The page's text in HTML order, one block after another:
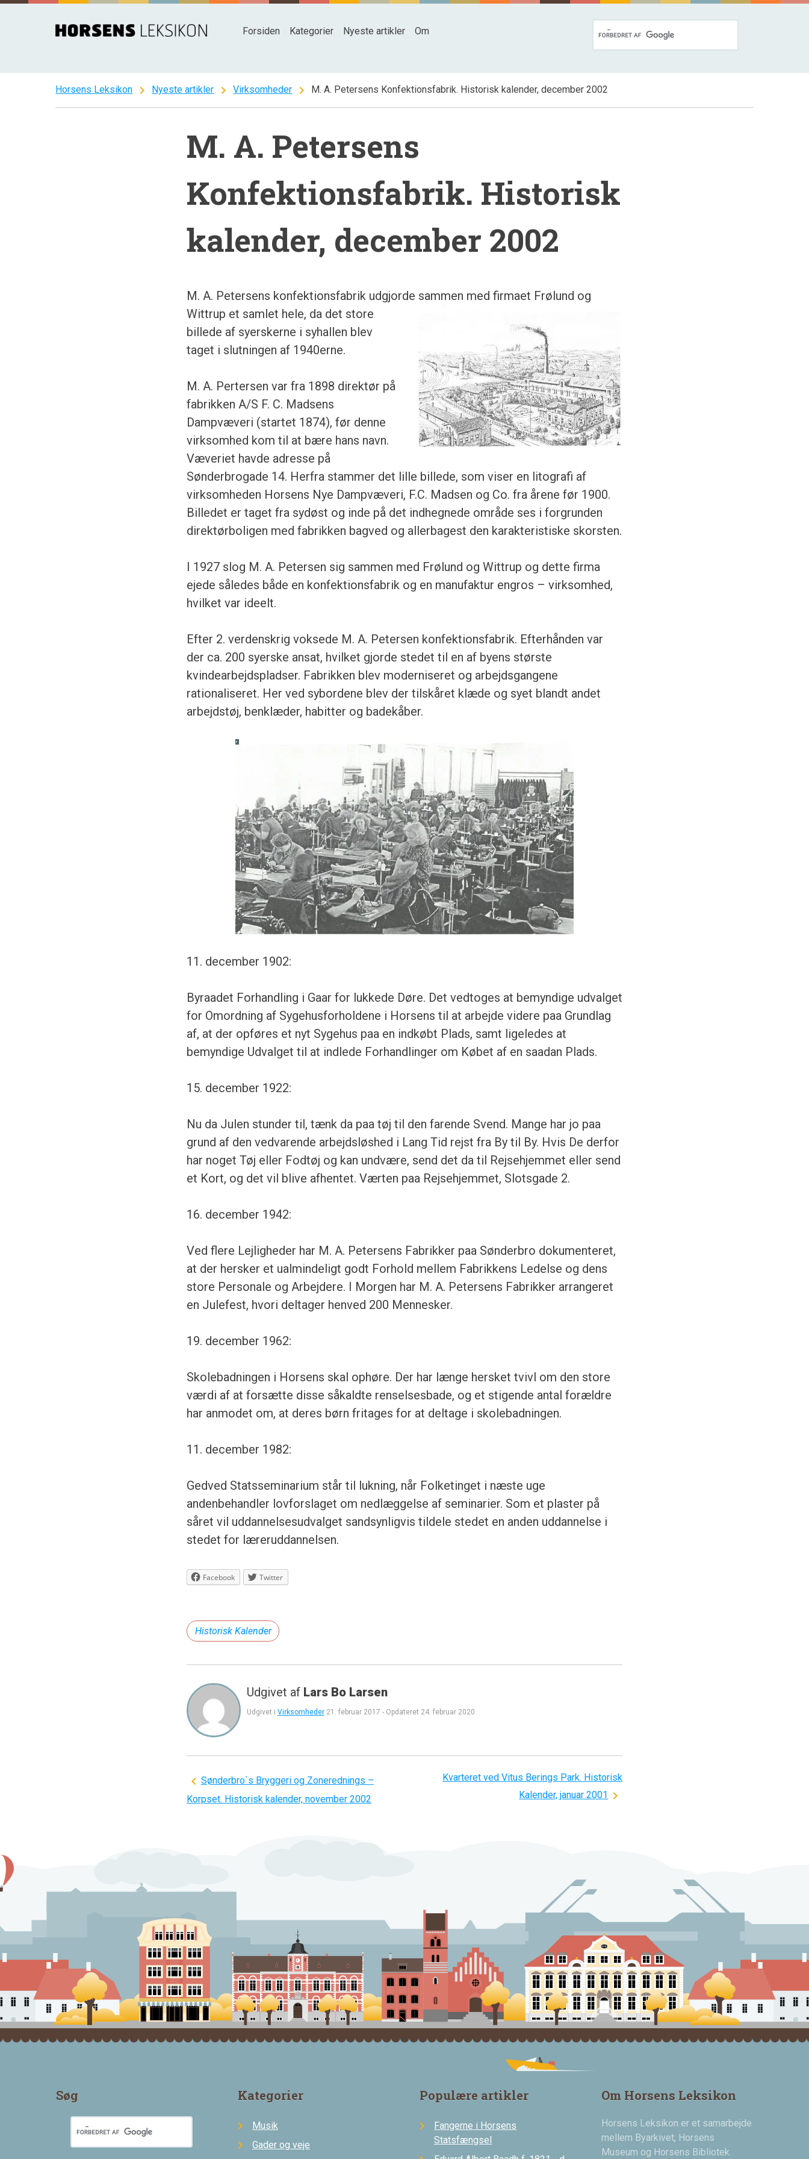
Spring
Forsiden Kategorier Nyeste artikler Om
Horsens Leksikon chevron_right Nyeste artikler chevron_right Virksomheder chevron_right M. A. Petersens Konfektionsfabrik. Historisk kalender, december 2002
M. A. Petersens
Konfektionsfabrik. Historisk
kalender, december 2002
M. A. Petersens konfektionsfabrik udgjorde sammen med firmaet Frølund og
Wittrup et samlet hele, da det store
billede af syerskerne i syhallen blev
taget i slutningen af 1940erne.
M. A. Pertersen var fra 1898 direktør på
fabrikken A/S F. C. Madsens
Dampvæveri (startet 1874), før denne
virksomhed kom til at bære hans navn.
Væveriet havde adresse på
Sønderbrogade 14. Herfra stammer det lille billede, som viser en litografi af
virksomheden Horsens Nye Dampvæveri, F.C. Madsen og Co. fra årene før 1900.
Billedet er taget fra sydøst og inde på det indhegnede område ses i forgrunden
direktørboligen med fabrikken bagved og allerbagest den karakteristiske skorsten.
I 1927 slog M. A. Petersen sig sammen med Frølund og Wittrup og dette firma
ejede således både en konfektionsfabrik og en manufaktur engros – virksomhed,
hvilket var ideelt.
Efter 2. verdenskrig voksede M. A. Petersen konfektionsfabrik. Efterhånden var
der ca. 200 syerske ansat, hvilket gjorde stedet til en af byens største
kvindearbejdspladser. Fabrikken blev moderniseret og arbejdsgangene
rationaliseret. Her ved sybordene blev der tilskåret klæde og syet blandt andet
arbejdstøj, benklæder, habitter og badekåber.
11. december 1902:
Byraadet Forhandling i Gaar for lukkede Døre. Det vedtoges at bemyndige udvalget
for Omordning af Sygehusforholdene i Horsens til at arbejde videre paa Grundlag
af, at der opføres et nyt Sygehus paa en indkøbt Plads, samt ligeledes at
bemyndige Udvalget til at indlede Forhandlinger om Købet af en saadan Plads.
15. december 1922:
Nu da Julen stunder til, tænk da paa tøj til den farende Svend. Mange har jo paa
grund af den vedvarende arbejdsløshed i Lang Tid rejst fra By til By. Hvis De derfor
har noget Tøj eller Fodtøj og kan undvære, send det da til Rejsehjemmet eller send
et Kort, og det vil blive afhentet. Værten paa Rejsehjemmet, Slotsgade 2.
16. december 1942:
Ved flere Lejligheder har M. A. Petersens Fabrikker paa Sønderbro dokumenteret,
at der hersker et ualmindeligt godt Forhold mellem Fabrikkens Ledelse og dens
store Personale og Arbejdere. I Morgen har M. A. Petersens Fabrikker arrangeret
en Julefest, hvori deltager henved 200 Mennesker.
19. december 1962:
Skolebadningen i Horsens skal ophøre. Der har længe hersket tvivl om den store
værdi af at forsætte disse såkaldte renselsesbade, og et stigende antal forældre
har anmodet om, at deres børn fritages for at deltage i skolebadningen.
11. december 1982:
Gedved Statsseminarium står til lukning, når Folketinget i næste uge
andenbehandler lovforslaget om nedlæggelse af seminarier. Som et plaster på
såret vil uddannelsesudvalget sandsynligvis tildele stedet en anden uddannelse i
stedet for læreruddannelsen.
Facebook Twitter
Historisk Kalender
Udgivet af Lars Bo Larsen
Udgivet i Virksomheder 21. februar 2017 - Opdateret 24. februar 2020
Indlægsnavigation
Sønderbro`s Bryggeri og Zonerednings –
Korpset. Historisk kalender, november 2002
Kvarteret ved Vitus Berings Park. Historisk
Kalender, januar 2001
Søg Kategorier
Musik
Gader og veje
Populære artikler
Fangerne i Horsens
Statsfængsel
Om Horsens Leksikon
Horsens Leksikon er et samarbejde
mellem Byarkivet, Horsens
Museum og Horsens Bibliotek.